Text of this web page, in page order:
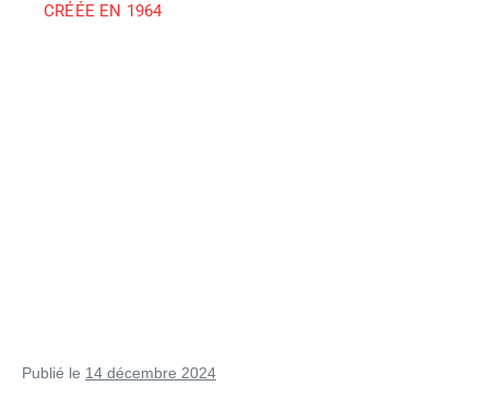
CRÉÉE EN 1964
Publié le 14 décembre 2024